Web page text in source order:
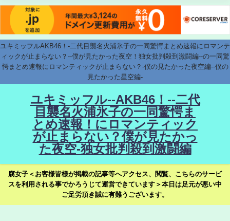
ユキミッフルAKB46！-二代目襲名火浦氷子の一同驚愕まとめ速報にロマンテ
ィックが止まらない？--僕が見たかった夜空！独女批判殺到激闘編--の一同驚
愕まとめ速報にロマンティックが止まらない？-僕の見たかった夜空編--僕の
見たかった星空編-
ユキミッフル--AKB46！--二代
目襲名火浦氷子の一同驚愕ま
とめ速報！にロマンティック
が止まらない？僕が見たかっ
た夜空-独女批判殺到激闘編
腐女子＜お客様皆様が掲載の記事等へアクセス、閲覧、こちらのサービ
スを利用される事でかろうじて運営できています＞本日は足元が悪い中
ご足労頂き誠に有難うございます。